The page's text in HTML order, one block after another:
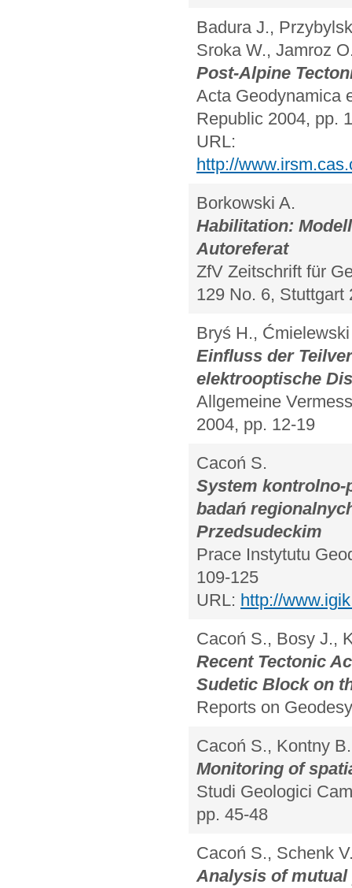
Badura J.,
Sroka W., Jamroz
Post-Alpine
Acta Geodynamica
Republic 2004, pp.
URL:
http://
Borkowski A.
Habilitation:
Autoreferat
ZfV Zeitschrift für
129 No. 6, Stuttgart
Bryś H.,
Einfluss der
elektrooptische
Allgemeine
2004, pp. 12-19
Cacoń S.
System kontrolno-
badań
Przedsudeckim
Prace Instytutu
109-125
URL: http://
Cacoń S., Bosy J.,
Recent Tectonic
Sudetic Block on
Reports on
Cacoń S., Kontny
Monitoring of
Studi Geologici
pp. 45-48
Cacoń S., Schenk
Analysis of